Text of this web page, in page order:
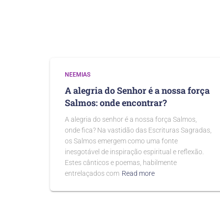
NEEMIAS
A alegria do Senhor é a nossa força
Salmos: onde encontrar?
A alegria do senhor é a nossa força Salmos,
onde fica? Na vastidão das Escrituras Sagradas,
os Salmos emergem como uma fonte
inesgotável de inspiração espiritual e reflexão.
Estes cânticos e poemas, habilmente
entrelaçados com Read more